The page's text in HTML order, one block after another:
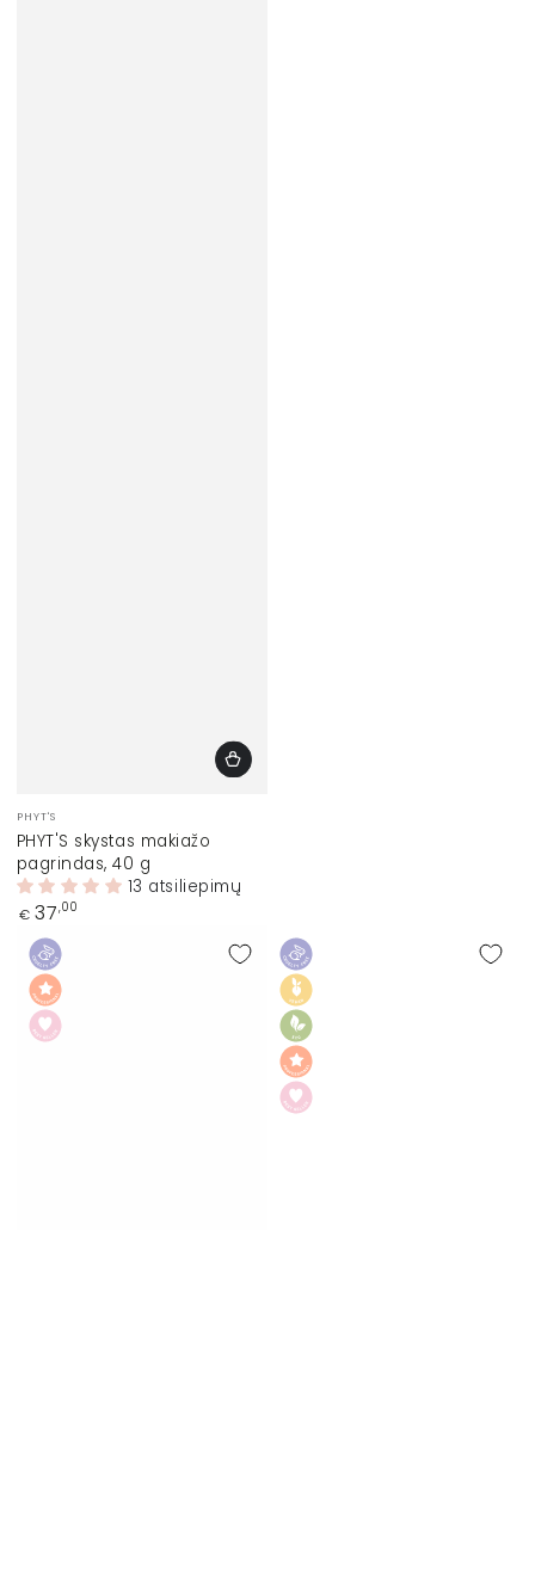
Prekinis
ženklas:
PHYT'S
PHYT'S skystas makiažo
pagrindas, 40 g
13 atsiliepimų
Įprasta
€ 37,00